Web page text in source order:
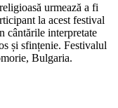
urmează a fi
la acest festival
cântările interpretate
și sfințenie. Festivalul
Bulgaria.